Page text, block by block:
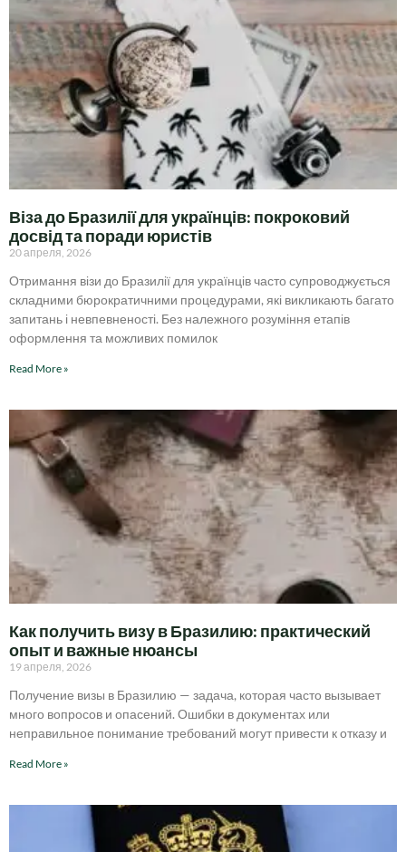
Віза до Бразилії для українців: покроковий
досвід та поради юристів
20 апреля, 2026
Отримання візи до Бразилії для українців часто супроводжується
складними бюрократичними процедурами, які викликають багато
запитань і невпевненості. Без належного розуміння етапів
оформлення та можливих помилок
Read More »
Как получить визу в Бразилию: практический
опыт и важные нюансы
19 апреля, 2026
Получение визы в Бразилию — задача, которая часто вызывает
много вопросов и опасений. Ошибки в документах или
неправильное понимание требований могут привести к отказу и
Read More »